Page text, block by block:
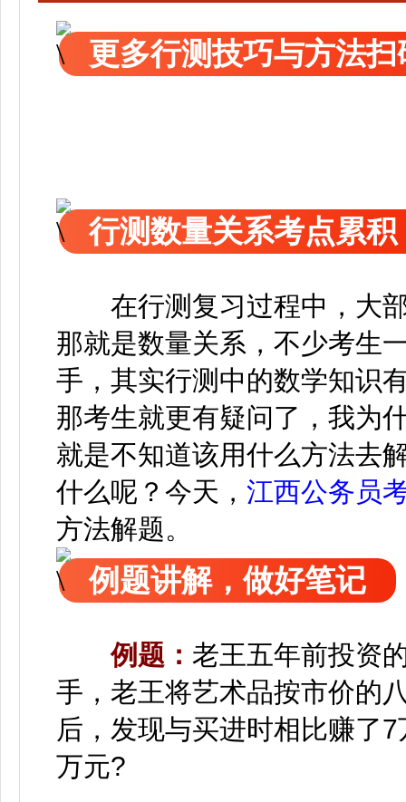
更多行测技巧与方法扫
行测数量关系考点累积
在行测复习过程中，大
那就是数量关系，不少考生
手，其实行测中的数学知识
那考生就更有疑问了，我为
就是不知道该用什么方法去
什么呢？今天， 江西公务员
方法解题。
例题讲解，做好笔记
例题： 老王五年前投资
手，老王将艺术品按市价的
后，发现与买进时相比赚了
万元?